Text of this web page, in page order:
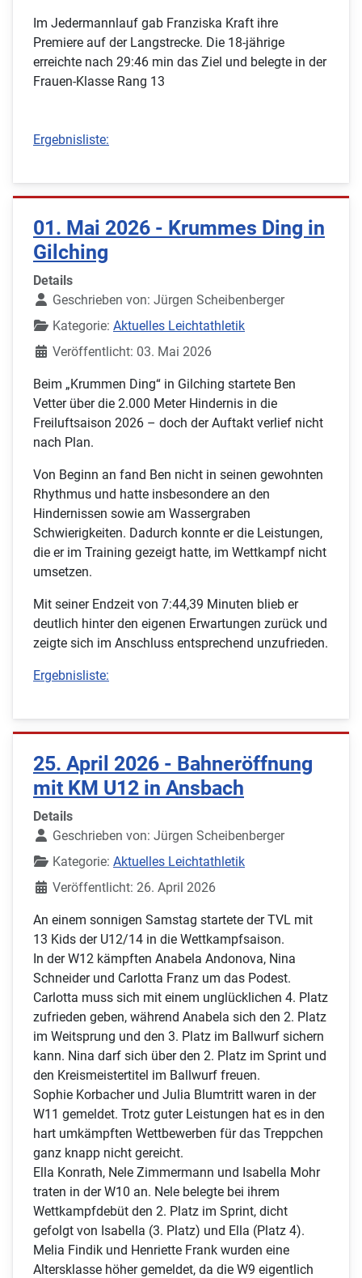
Im Jedermannlauf gab Franziska Kraft ihre
Premiere auf der Langstrecke. Die 18-jährige
erreichte nach 29:46 min das Ziel und belegte in der
Frauen-Klasse Rang 13
Ergebnisliste:
01. Mai 2026 - Krummes Ding in
Gilching
Details
Geschrieben von: Jürgen Scheibenberger
Kategorie: Aktuelles Leichtathletik
Veröffentlicht: 03. Mai 2026
Beim „Krummen Ding“ in Gilching startete Ben
Vetter über die 2.000 Meter Hindernis in die
Freiluftsaison 2026 – doch der Auftakt verlief nicht
nach Plan.
Von Beginn an fand Ben nicht in seinen gewohnten
Rhythmus und hatte insbesondere an den
Hindernissen sowie am Wassergraben
Schwierigkeiten. Dadurch konnte er die Leistungen,
die er im Training gezeigt hatte, im Wettkampf nicht
umsetzen.
Mit seiner Endzeit von 7:44,39 Minuten blieb er
deutlich hinter den eigenen Erwartungen zurück und
zeigte sich im Anschluss entsprechend unzufrieden.
Ergebnisliste:
25. April 2026 - Bahneröffnung
mit KM U12 in Ansbach
Details
Geschrieben von: Jürgen Scheibenberger
Kategorie: Aktuelles Leichtathletik
Veröffentlicht: 26. April 2026
An einem sonnigen Samstag startete der TVL mit
13 Kids der U12/14 in die Wettkampfsaison.
In der W12 kämpften Anabela Andonova, Nina
Schneider und Carlotta Franz um das Podest.
Carlotta muss sich mit einem unglücklichen 4. Platz
zufrieden geben, während Anabela sich den 2. Platz
im Weitsprung und den 3. Platz im Ballwurf sichern
kann. Nina darf sich über den 2. Platz im Sprint und
den Kreismeistertitel im Ballwurf freuen.
Sophie Korbacher und Julia Blumtritt waren in der
W11 gemeldet. Trotz guter Leistungen hat es in den
hart umkämpften Wettbewerben für das Treppchen
ganz knapp nicht gereicht.
Ella Konrath, Nele Zimmermann und Isabella Mohr
traten in der W10 an. Nele belegte bei ihrem
Wettkampfdebüt den 2. Platz im Sprint, dicht
gefolgt von Isabella (3. Platz) und Ella (Platz 4).
Melia Findik und Henriette Frank wurden eine
Altersklasse höher gemeldet, da die W9 eigentlich